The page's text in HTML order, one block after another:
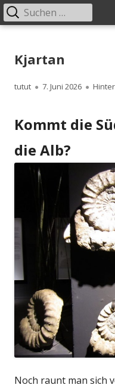
zum
Inhalt
Primäres
nach:
Kjartan
Autor
tutut
Veröffentlicht
7. Juni 2026
Kommt die
die Alb?
Noch raunt man sich